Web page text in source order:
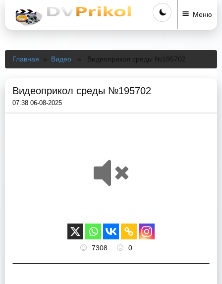
Меню
Главная » Видео » Видеоприкол среды №195702
Видеоприкол среды №195702
07:38 06-08-2025
7308 0